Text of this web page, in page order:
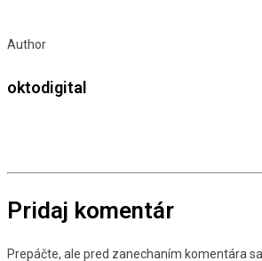
Author
oktodigital
Pridaj komentár
Prepáčte, ale pred zanechaním komentára